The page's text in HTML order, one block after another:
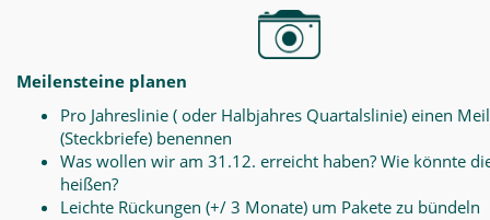
Meilensteine planen
Pro Jahreslinie ( oder Halbjahres Quartalslinie) einen
(Steckbriefe) benennen
Was wollen wir am 31.12. erreicht haben? Wie könnte
heißen?
Leichte Rückungen (+/ 3 Monate) um Pakete zu bündeln